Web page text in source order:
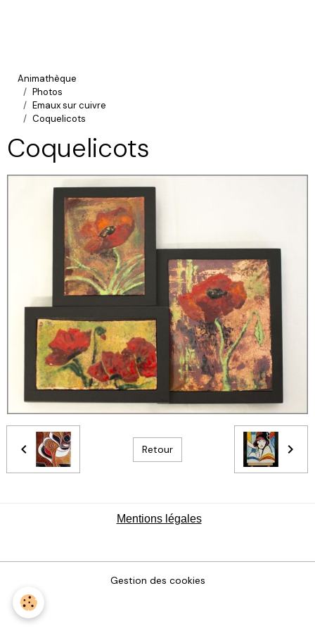
Animathèque
Photos
Emaux sur cuivre
Coquelicots
Coquelicots
Retour
Mentions légales
Gestion des cookies